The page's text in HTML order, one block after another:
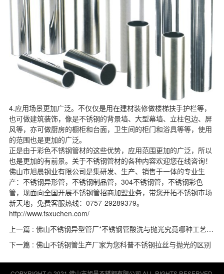
4.应用场景更加广泛。不仅仅是用在建材装修做楼梯扶手护栏等，
也可做建筑装饰，像是不锈钢的背景墙、大型幕墙、立柱包边、屏
风等，亦可做厨房的橱柜和台面，卫生间的柜门和浴具等等，使用
的范围也是更加的广泛。
正是由于彩色不锈钢管材的这些优势，应用范围更加的广泛，所以
也是更加的有前景。关于不锈钢管材的各种内容欢迎您在线咨询！
佛山市旭晨钢业有限公司是集研发、生产、销售于一体的专业生
产： 不锈钢异形管， 不锈钢制品管，304不锈钢管，不锈钢彩色
管，现面向全国开展不锈钢管招商加盟业务，带您开拓不锈钢市场
新天地，免费客服热线：0757-29289379。
http://www.fsxuchen.com/
上一篇 : 佛山不锈钢异型管厂*不锈钢管酸洗与抛光究竟哪种工艺更好？
下一篇 : 佛山不锈钢管生产厂家为您科普不锈钢拉丝与抛光的区别